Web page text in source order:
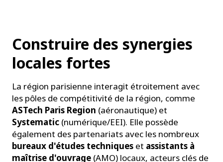
Construire des synergies
locales fortes
La région parisienne interagit étroitement avec
les pôles de compétitivité de la région, comme
ASTech Paris Region (aéronautique) et
Systematic (numérique/EEI). Elle possède
également des partenariats avec les nombreux
bureaux d'études techniques et assistants à
maîtrise d'ouvrage (AMO) locaux, acteurs clés de